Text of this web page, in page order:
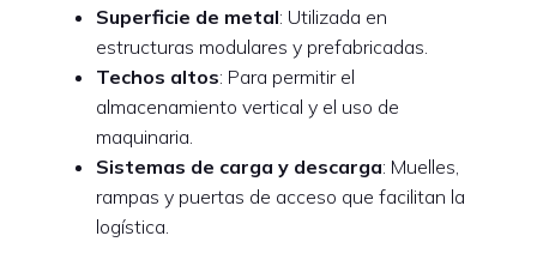
Superficie de metal: Utilizada en
estructuras modulares y prefabricadas.
Techos altos: Para permitir el
almacenamiento vertical y el uso de
maquinaria.
Sistemas de carga y descarga: Muelles,
rampas y puertas de acceso que facilitan la
logística.